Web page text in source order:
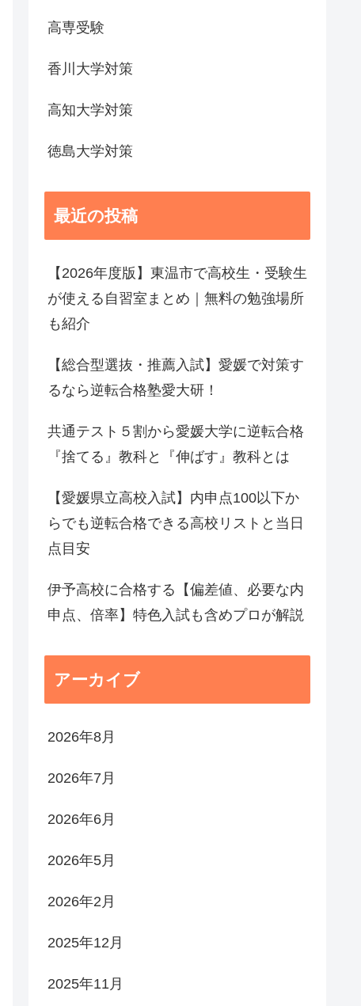
高専受験
香川大学対策
高知大学対策
徳島大学対策
最近の投稿
【2026年度版】東温市で高校生・受験生
が使える自習室まとめ｜無料の勉強場所
も紹介
【総合型選抜・推薦入試】愛媛で対策す
るなら逆転合格塾愛大研！
共通テスト５割から愛媛大学に逆転合格
『捨てる』教科と『伸ばす』教科とは
【愛媛県立高校入試】内申点100以下か
らでも逆転合格できる高校リストと当日
点目安
伊予高校に合格する【偏差値、必要な内
申点、倍率】特色入試も含めプロが解説
アーカイブ
2026年8月
2026年7月
2026年6月
2026年5月
2026年2月
2025年12月
2025年11月